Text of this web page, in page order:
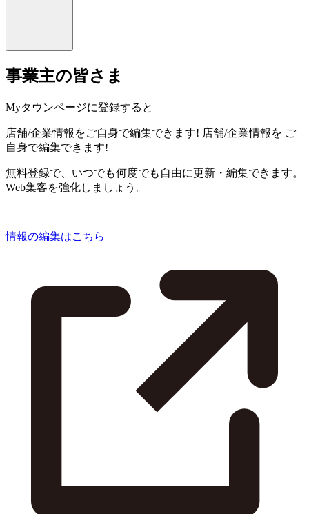
事業主の皆さま
Myタウンページに登録すると
店舗/企業情報をご自身で編集できます! 店舗/企業情報を ご
自身で編集できます!
無料登録で、いつでも何度でも自由に更新・編集できます。
Web集客を強化しましょう。
情報の編集はこちら